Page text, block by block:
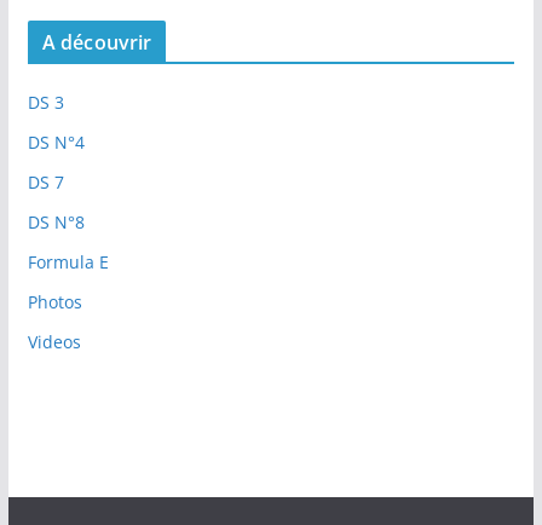
A découvrir
DS 3
DS N°4
DS 7
DS N°8
Formula E
Photos
Videos